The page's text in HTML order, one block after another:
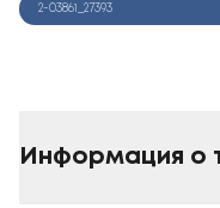
2-03861_27393
Информация о